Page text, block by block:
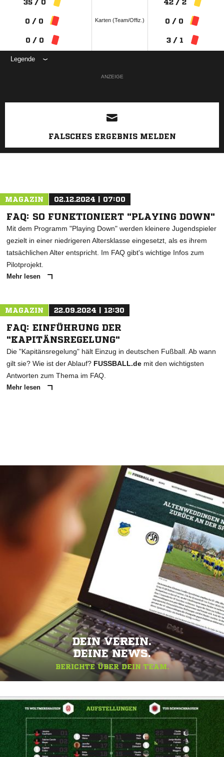
35 / 0
0 / 0
0 / 0
Karten (Team/Offiz.)
42 / 2
0 / 0
3 / 1
Legende
ANZEIGE
FALSCHES ERGEBNIS MELDEN
MAGAZIN 02.12.2024 | 07:00
FAQ: SO FUNKTIONIERT "PLAYING DOWN"
Mit dem Programm "Playing Down" werden kleinere Jugendspieler
gezielt in einer niedrigeren Altersklasse eingesetzt, als es ihrem
tatsächlichen Alter entspricht. Im FAQ gibt's wichtige Infos zum
Pilotprojekt.
Mehr lesen
MAGAZIN 22.09.2024 | 12:30
FAQ: EINFÜHRUNG DER
"KAPITÄNSREGELUNG"
Die "Kapitänsregelung" hält Einzug in deutschen Fußball. Ab wann
gilt sie? Wie ist der Ablauf? FUSSBALL.de mit den wichtigsten
Antworten zum Thema im FAQ.
Mehr lesen
DEIN VEREIN.
DEINE NEWS.
BERICHTE ÜBER DEIN TEAM.